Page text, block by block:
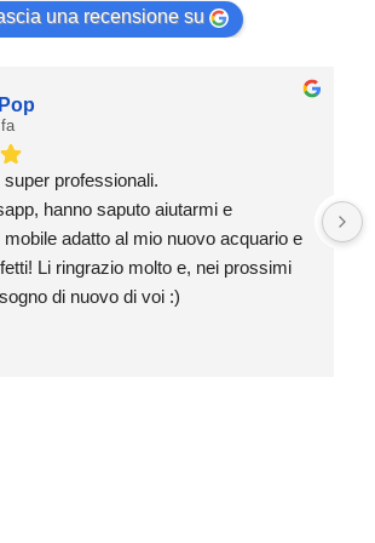
una recensione su
professionali.
hanno saputo aiutarmi e
adatto al mio nuovo acquario e
Li ringrazio molto e, nei prossimi
di nuovo di voi :)